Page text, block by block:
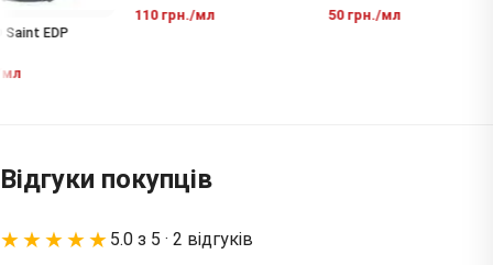
EDP
110 грн./мл 50 грн./мл
Відгуки покупців
★★★★★ 5.0 з 5 · 2 відгуків